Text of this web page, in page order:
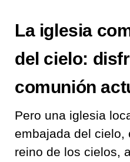
La iglesia
del cielo:
comunión
Pero una iglesia
embajada del cielo,
reino de los cielos,